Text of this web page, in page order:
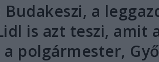
a
is azt teszi, amit
a polgármester,